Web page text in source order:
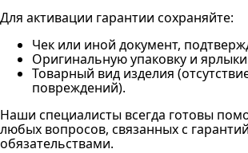
Для активации гарантии сохраняйте:
Чек или иной документ,
Оригинальную упаковку и
Товарный вид изделия
повреждений).
Наши специалисты всегда готовы
любых вопросов, связанных с
обязательствами.